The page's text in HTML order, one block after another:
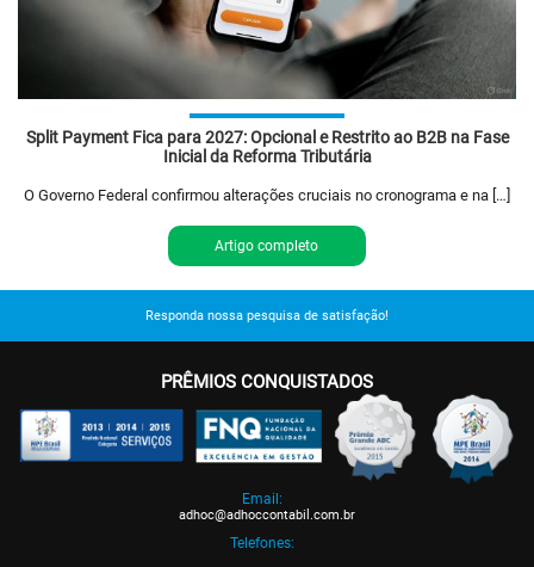
Split Payment Fica para 2027: Opcional e Restrito ao B2B na Fase
Inicial da Reforma Tributária
O Governo Federal confirmou alterações cruciais no cronograma e na […]
Artigo completo
Responda nossa pesquisa de satisfação!
PRÊMIOS CONQUISTADOS
Email:
adhoc@adhoccontabil.com.br
Telefones: